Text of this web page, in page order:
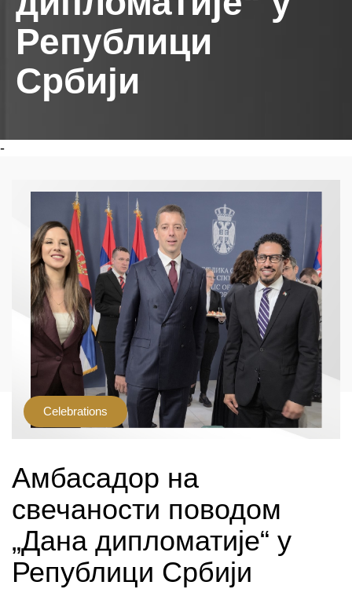
Републици
Србији
-
Celebrations
Амбасадор на
свечаности поводом
„Дана дипломатије“ у
Републици Србији